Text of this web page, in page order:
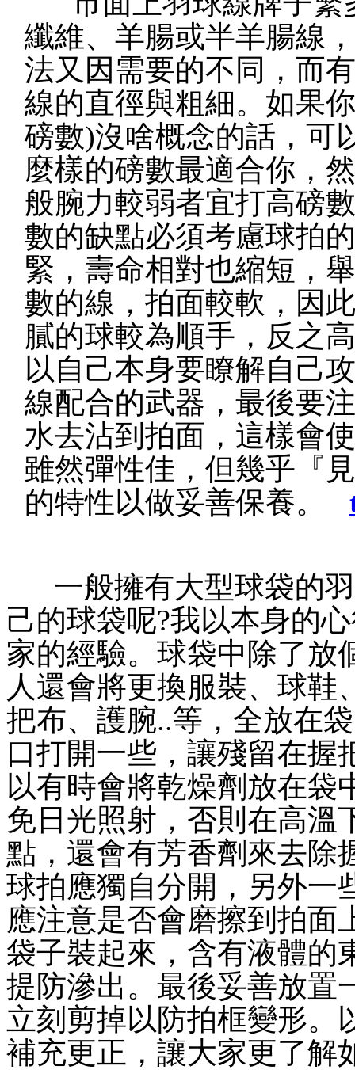
纖維、羊腸或半羊腸線
法又因需要的不同，而
線的直徑與粗細。如果
磅數)沒啥概念的話，可
麼樣的磅數最適合你，
般腕力較弱者宜打高磅
數的缺點必須考慮球拍
緊，壽命相對也縮短，
數的線，拍面較軟，因
膩的球較為順手，反之
以自己本身要瞭解自己
線配合的武器，最後要
水去沾到拍面，這樣會
雖然彈性佳，但幾乎『
的特性以做妥善保養。
一般擁有大型球袋的
己的球袋呢?我以本身的
家的經驗。球袋中除了放
人還會將更換服裝、球鞋
把布、護腕..等，全放在
口打開一些，讓殘留在握
以有時會將乾燥劑放在袋
免日光照射，否則在高溫
點，還會有芳香劑來去除
球拍應獨自分開，另外一
應注意是否會磨擦到拍面
袋子裝起來，含有液體的
提防滲出。最後妥善放置
立刻剪掉以防拍框變形。
補充更正，讓大家更了